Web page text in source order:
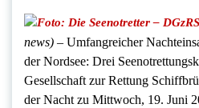
news) – Umfangreicher
der Nordsee: Drei
Gesellschaft zur Rettung
der Nacht zu Mittwoch, 19. Juni